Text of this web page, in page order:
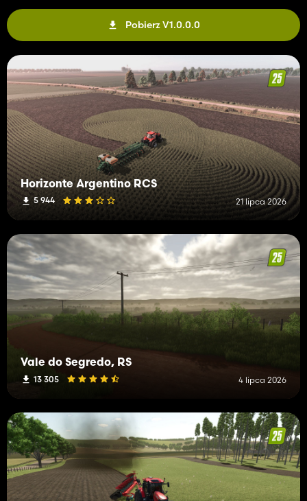
Pobierz V1.0.0.0
Horizonte Argentino RCS
5 944 21 lipca 2026
Vale do Segredo, RS
13 305 4 lipca 2026